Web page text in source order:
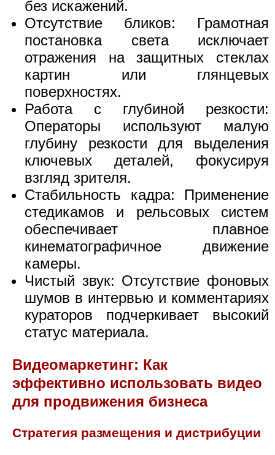
без искажений.
Отсутствие бликов: Грамотная
постановка света исключает
отражения на защитных стеклах
картин или глянцевых
поверхностях.
Работа с глубиной резкости:
Операторы используют малую
глубину резкости для выделения
ключевых деталей, фокусируя
взгляд зрителя.
Стабильность кадра: Применение
стедикамов и рельсовых систем
обеспечивает плавное
кинематографичное движение
камеры.
Чистый звук: Отсутствие фоновых
шумов в интервью и комментариях
кураторов подчеркивает высокий
статус материала.
Видеомаркетинг: Как
эффективно использовать видео
для продвижения бизнеса
Стратегия размещения и дистрибуции